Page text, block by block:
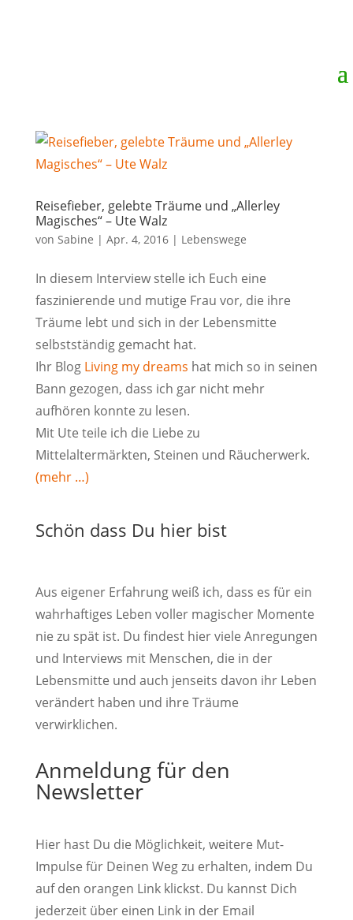
Reisefieber, gelebte Träume und „Allerley
Magisches“ – Ute Walz
von Sabine | Apr. 4, 2016| Lebenswege
In diesem Interview stelle ich Euch eine
faszinierende und mutige Frau vor, die ihre
Träume lebt und sich in der Lebensmitte
selbstständig gemacht hat.
Ihr Blog Living my dreams hat mich so in seinen
Bann gezogen, dass ich gar nicht mehr
aufhören konnte zu lesen.
Mit Ute teile ich die Liebe zu
Mittelaltermärkten, Steinen und Räucherwerk.
(mehr …)
Schön dass Du hier bist
Aus eigener Erfahrung weiß ich, dass es für ein
wahrhaftiges Leben voller magischer Momente
nie zu spät ist. Du findest hier viele Anregungen
und Interviews mit Menschen, die in der
Lebensmitte und auch jenseits davon ihr Leben
verändert haben und ihre Träume
verwirklichen.
Anmeldung für den
Newsletter
Hier hast Du die Möglichkeit, weitere Mut-
Impulse für Deinen Weg zu erhalten, indem Du
auf den orangen Link klickst. Du kannst Dich
jederzeit über einen Link in der Email